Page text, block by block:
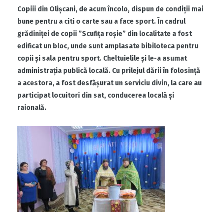
Copiii din Olișcani, de acum încolo, dispun de condiții mai
bune pentru a citi o carte sau a face sport. În cadrul
grădiniței de copii ”Scufița roșie” din localitate a fost
edificat un bloc, unde sunt amplasate bibiloteca pentru
copii și sala pentru sport. Cheltuielile și le-a asumat
administrația publică locală. Cu prilejul dării în folosință
a acestora, a fost desfășurat un serviciu divin, la care au
participat locuitori din sat, conducerea locală și
raională.